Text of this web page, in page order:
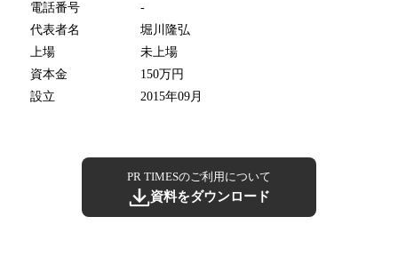
電話番号
-
代表者名
堀川隆弘
上場
未上場
資本金
150万円
設立
2015年09月
PR TIMESのご利用について
資料をダウンロード